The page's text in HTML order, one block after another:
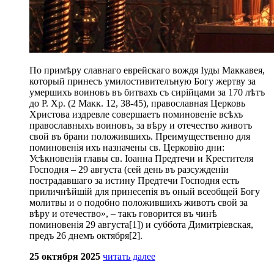
По примѣру славнаго еврейскаго вождя Іуды Маккавея,
который принесъ умилостивителъную Богу жертву за
умершихъ воиновъ въ битвахъ съ сирійцами за 170 лѣтъ
до Р. Хр. (2 Макк. 12, 38-45), православная Церковь
Христова издревле совершаетъ поминовеніе всѣхъ
православныхъ воиновъ, за вѣру и отечество животъ
свой въ брани положившихъ. Преимущественно для
поминовенія ихъ назначены св. Церковію дни:
Усѣкновенія главы св. Іоанна Предтечи и Крестителя
Господня – 29 августа (сей день въ разсужденіи
пострадавшаго за истину Предтечи Господня есть
приличнѣйшій для принесепія въ оный всеобщей Богу
молитвы и о подобно положившихъ животъ свой за
вѣру и отечество», – такъ говорится въ чинѣ
поминовенія 29 августа[1]) и суббота Димитріевская,
предъ 26 днемъ октября[2].
25 октября 2025 читать далее